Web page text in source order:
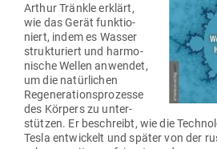
Arthur Tränkle erklärt,
wie das Gerät funk­tio­
niert, indem es Wasser
struk­tu­riert und har­mo­
nische Wellen anwendet,
um die natür­lichen
Rege­ne­ra­ti­ons­pro­zesse
des Körpers zu unter­
stützen. Er beschreibt, wie die
Tesla ent­wi­ckelt und später von der